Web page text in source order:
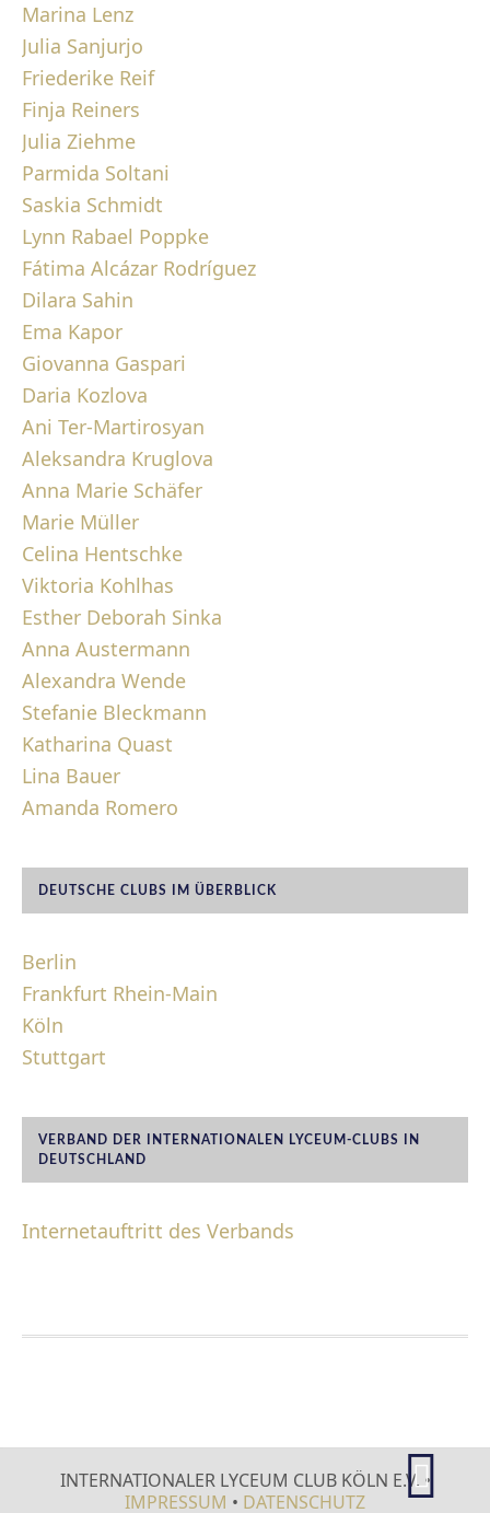
Marina Lenz
Julia Sanjurjo
Friederike Reif
Finja Reiners
Julia Ziehme
Parmida Soltani
Saskia Schmidt
Lynn Rabael Poppke
Fátima Alcázar Rodríguez
Dilara Sahin
Ema Kapor
Giovanna Gaspari
Daria Kozlova
Ani Ter-Martirosyan
Aleksandra Kruglova
Anna Marie Schäfer
Marie Müller
Celina Hentschke
Viktoria Kohlhas
Esther Deborah Sinka
Anna Austermann
Alexandra Wende
Stefanie Bleckmann
Katharina Quast
Lina Bauer
Amanda Romero
DEUTSCHE CLUBS IM ÜBERBLICK
Berlin
Frankfurt Rhein-Main
Köln
Stuttgart
VERBAND DER INTERNATIONALEN LYCEUM-CLUBS IN
DEUTSCHLAND
Internetauftritt des Verbands
INTERNATIONALER LYCEUM CLUB KÖLN E.V. •
IMPRESSUM • DATENSCHUTZ